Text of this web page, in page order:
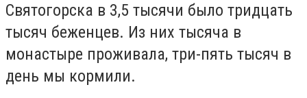
Святогорска в 3,5 тысячи было тридцать
тысяч беженцев. Из них тысяча в
монастыре проживала, три-пять тысяч в
день мы кормили.